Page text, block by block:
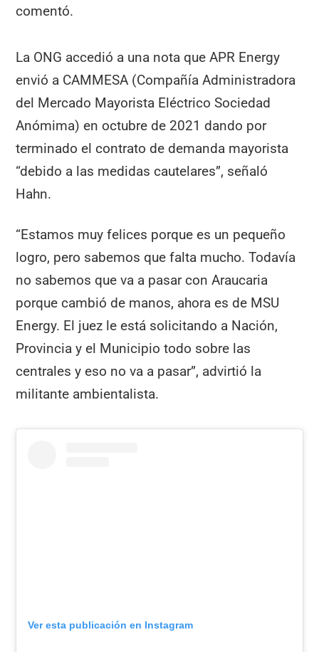
comentó.
La ONG accedió a una nota que APR Energy
envió a CAMMESA (Compañía Administradora
del Mercado Mayorista Eléctrico Sociedad
Anómima) en octubre de 2021 dando por
terminado el contrato de demanda mayorista
“debido a las medidas cautelares”, señaló
Hahn.
“Estamos muy felices porque es un pequeño
logro, pero sabemos que falta mucho. Todavía
no sabemos que va a pasar con Araucaria
porque cambió de manos, ahora es de MSU
Energy. El juez le está solicitando a Nación,
Provincia y el Municipio todo sobre las
centrales y eso no va a pasar”, advirtió la
militante ambientalista.
Ver esta publicación en Instagram